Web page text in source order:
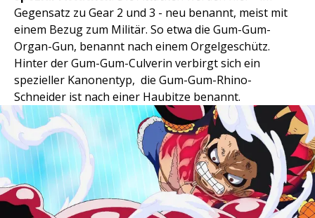
Gegensatz zu Gear 2 und 3 - neu benannt, meist mit
einem Bezug zum Militär. So etwa die Gum-Gum-
Organ-Gun, benannt nach einem Orgelgeschütz.
Hinter der Gum-Gum-Culverin verbirgt sich ein
spezieller Kanonentyp, die Gum-Gum-Rhino-
Schneider ist nach einer Haubitze benannt.